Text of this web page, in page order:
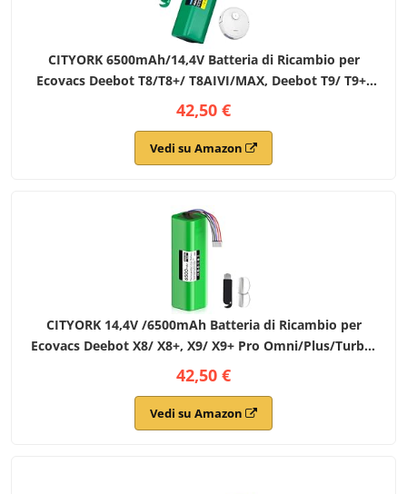
CITYORK 6500mAh/14,4V Batteria di Ricambio per
Ecovacs Deebot T8/T8+/ T8AIVI/MAX, Deebot T9/ T9+/
T9AIVI, Deebot T10/ T10+, per Ecovacs Deebot T20/ T30/
X1 Omni/Turbo/Plus Batteria
42,50 €
Vedi su Amazon
CITYORK 14,4V /6500mAh Batteria di Ricambio per
Ecovacs Deebot X8/ X8+, X9/ X9+ Pro Omni/Plus/Turbo,
per Ecovacs Deebot T30/T30S, T50/T50+, T80/T80S
Omni/Plus/Pro Batteria
42,50 €
Vedi su Amazon